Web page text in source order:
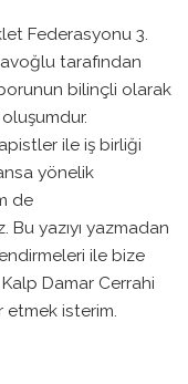
Federasyonu 3.
tarafından
bilinçli olarak
ile iş birliği
yönelik
de
yazıyı yazmadan
ile bize
Damar Cerrahi
etmek isterim.